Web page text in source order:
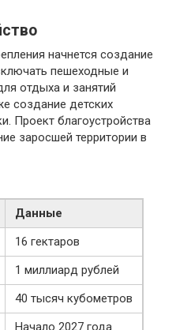
начнется создание
пешеходные и
отдыха и занятий
создание детских
Проект благоустройства
заросшей территории в
Данные
16 гектаров
1 миллиард рублей
40 тысяч кубометров
Начало 2027 года